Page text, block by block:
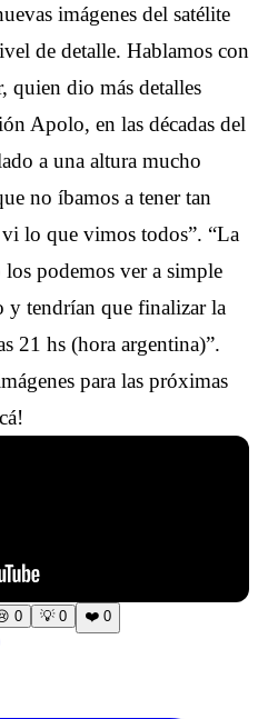
imágenes del satélite
de detalle. Hablamos con
quien dio más detalles
Apolo, en las décadas del
a una altura mucho
no íbamos a tener tan
vi lo que vimos todos”. “La
podemos ver a simple
y tendrían que finalizar la
21 hs (hora argentina)”.
para las próximas
0 💡 0 ❤️ 0